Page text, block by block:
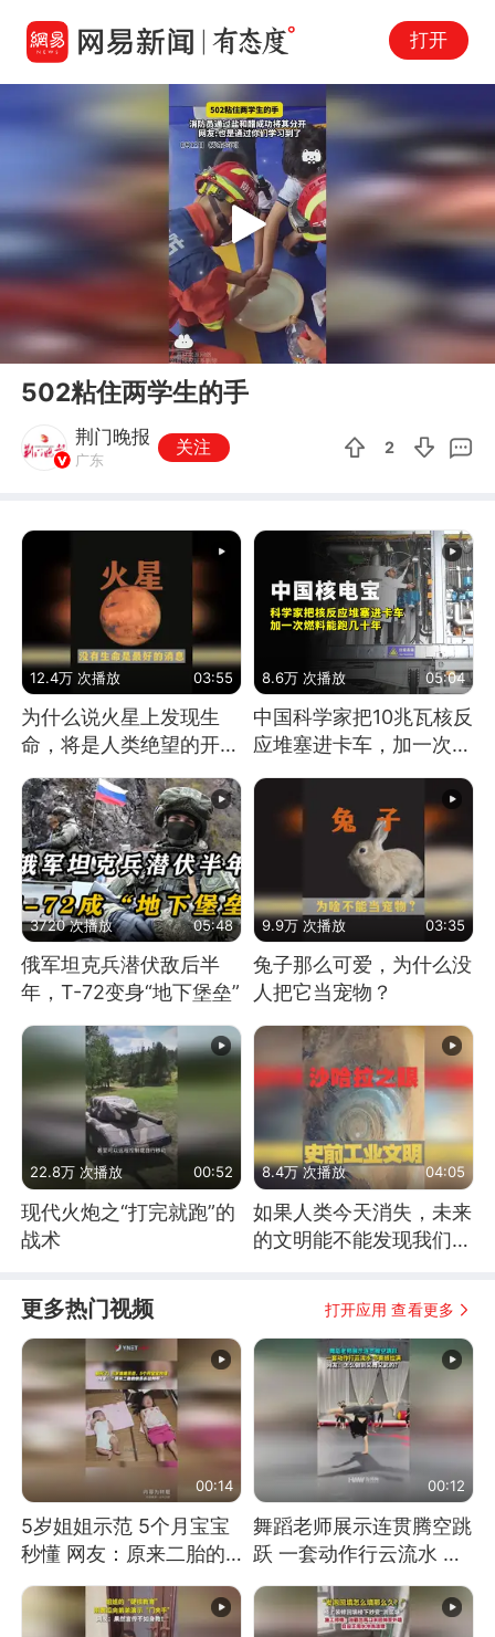
打开
00:00
Play
502粘住两学生的手
荆门晚报
广东
关注 2
12.4万 次播放 03:55
为什么说火星上发现生
命，将是人类绝望的开
始？
8.6万 次播放 05:04
中国科学家把10兆瓦核反
应堆塞进卡车，加一次燃
料能跑几十年
3720 次播放 05:48
俄军坦克兵潜伏敌后半
年，T-72变身“地下堡垒”
9.9万 次播放 03:35
兔子那么可爱，为什么没
人把它当宠物？
22.8万 次播放 00:52
现代火炮之“打完就跑”的
战术
8.4万 次播放 04:05
如果人类今天消失，未来
的文明能不能发现我们存
更多热门视频 打开应用 查看更多
00:14
5岁姐姐示范 5个月宝宝
秒懂 网友：原来二胎的
快乐长这样
00:12
舞蹈老师展示连贯腾空跳
跃 一套动作行云流水 节
奏感拉满 网友：怎么做
到又舞又武的？